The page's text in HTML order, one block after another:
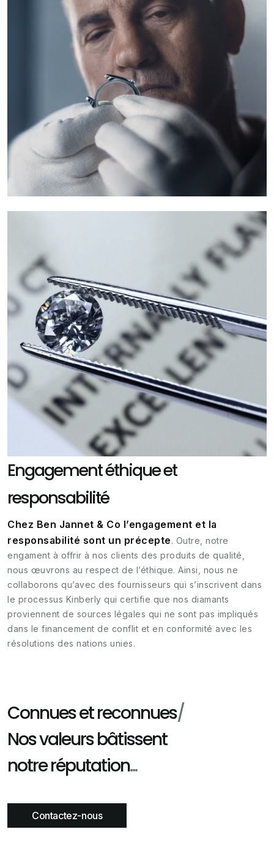
Engagement éthique et
responsabilité
Chez Ben Jannet & Co l’engagement et la
responsabilité sont un précepte. Outre, notre
engament à offrir à nos clients des produits de qualité,
nous œuvrons au respect de l’éthique. Ainsi, nous ne
collaborons qu’avec des fournisseurs qui s’inscrivent dans
le processus Kinberly qui certifie que nos diamants
proviennent de sources légales qui ne sont pas impliqués
dans le financement de conflit et en conformité avec les
résolutions des nations unies.
Connues et reconnues/
Nos valeurs bâtissent
notre réputation...
Contactez-nous